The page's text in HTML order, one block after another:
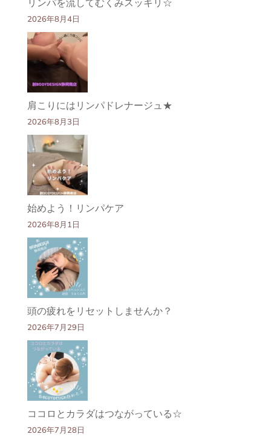
リンパを流してむくみスッキリ☆
2026年8月4日
肩こりにはリンパドレナージュ★
2026年8月3日
始めよう！リンパケア
2026年8月1日
頭の疲れをリセットしませんか？
2026年7月29日
ココロとカラダはつながっている☆
2026年7月28日